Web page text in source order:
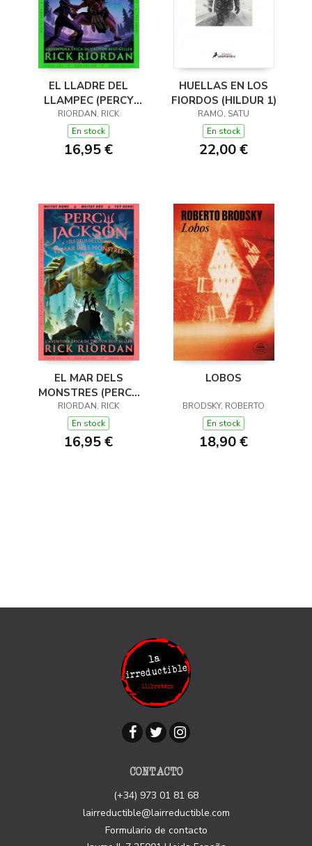
EL LLADRE DEL
LLAMPEC (PERCY
JACKSON I ELS DÉUS
DE L'OLIMP 1)
RIORDAN, RICK
En stock
16,95 €
HUELLAS EN LOS
FIORDOS (HILDUR 1)
RAMO, SATU
En stock
22,00 €
EL MAR DELS
MONSTRES (PERCY
JACKSON I ELS DÉUS
DE L'OLIMP 2)
RIORDAN, RICK
En stock
16,95 €
LOBOS
BRODSKY, ROBERTO
En stock
18,90 €
CONTACTO
(+34) 973 01 81 68
lairreductible@lairreductible.com
Formulario de contacto